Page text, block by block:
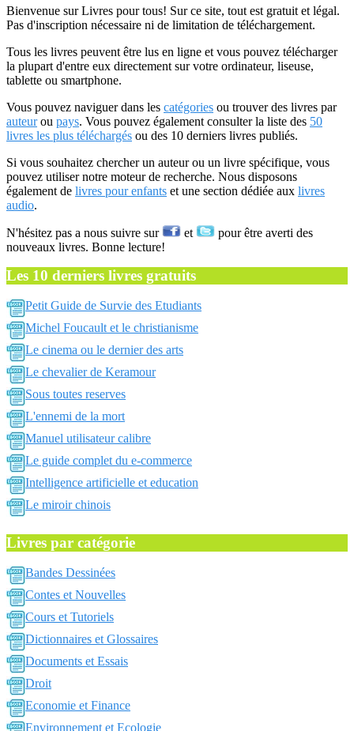
Bienvenue sur Livres pour tous! Sur ce site, tout est gratuit et légal.
Pas d'inscription nécessaire ni de limitation de téléchargement.
Tous les livres peuvent être lus en ligne et vous pouvez télécharger
la plupart d'entre eux directement sur votre ordinateur, liseuse,
tablette ou smartphone.
Vous pouvez naviguer dans les catégories ou trouver des livres par
auteurou pays. Vous pouvez également consulter la liste des 50
livres les plus téléchargés ou des 10 derniers livres publiés.
Si vous souhaitez chercher un auteur ou un livre spécifique, vous
pouvez utiliser notre moteur de recherche. Nous disposons
également de livres pour enfants et une section dédiée aux livres
audio.
N'hésitez pas a nous suivre sur et
pour être averti des
nouveaux livres. Bonne lecture!
Les 10 derniers livres gratuits
Petit Guide de Survie des Etudiants
Michel Foucault et le christianisme
Le cinema ou le dernier des arts
Le chevalier de Keramour
Sous toutes reserves
L'ennemi de la mort
Manuel utilisateur calibre
Le guide complet du e-commerce
Intelligence artificielle et education
Le miroir chinois
Livres par catégorie
Bandes Dessinées
Contes et Nouvelles
Cours et Tutoriels
Dictionnaires et Glossaires
Documents et Essais
Droit
Economie et Finance
Environnement et Ecologie